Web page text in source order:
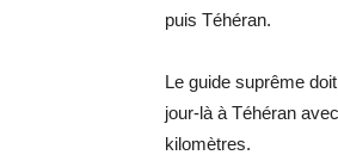
puis Téhéran.
Le guide suprême
jour-là à Téhéran
kilomètres.